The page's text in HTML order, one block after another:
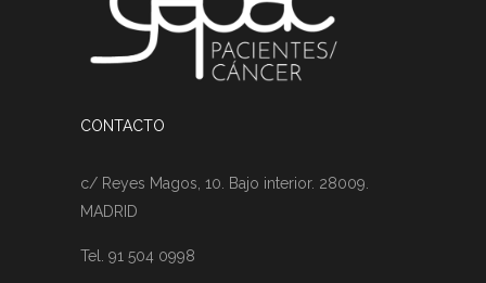
CONTACTO
c/ Reyes Magos, 10. Bajo interior. 28009.
MADRID
Tel. 91 504 0998